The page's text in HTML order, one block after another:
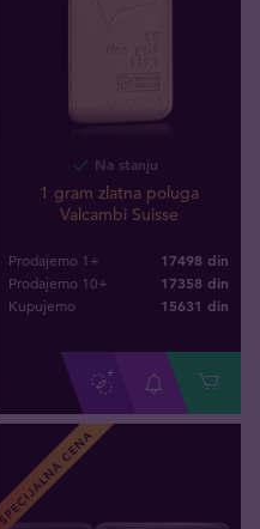
Na stanju
1 gram zlatna poluga
Valcambi Suisse
Prodajemo 1+ 17498 din
Prodajemo 10+ 17358 din
Kupujemo 15631 din
CENA